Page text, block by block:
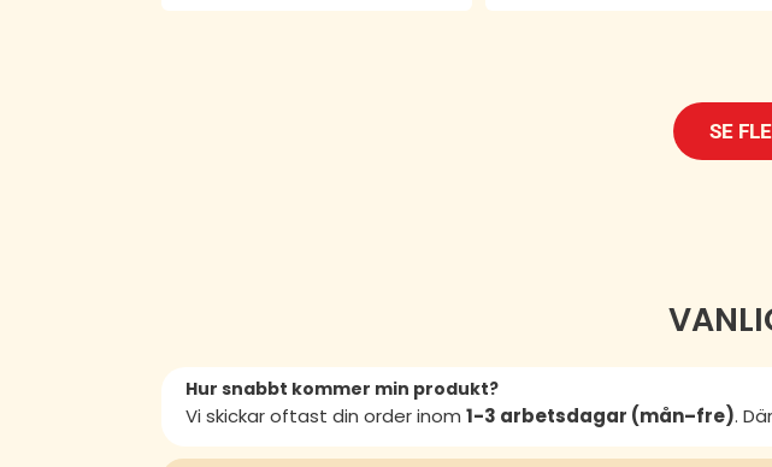
SE
Hur snabbt kommer min produkt?
Vi skickar oftast din order inom1-3 arbetsdagar (mån–fre).